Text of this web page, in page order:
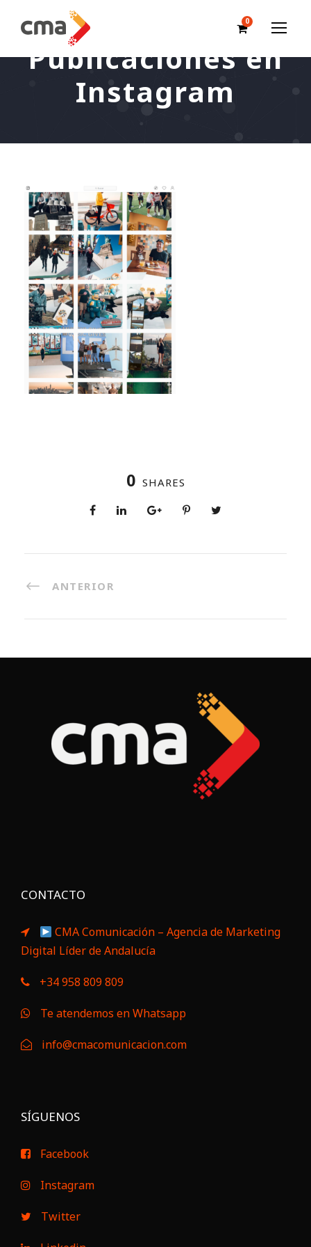
0
Publicaciones en
Instagram
0 SHARES
ANTERIOR
CONTACTO
CMA Comunicación – Agencia de Marketing
Digital Líder de Andalucía
+34 958 809 809
Te atendemos en Whatsapp
info@cmacomunicacion.com
SÍGUENOS
Facebook
Instagram
Twitter